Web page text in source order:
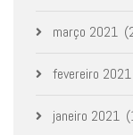
março 2021
fevereiro 2021
janeiro 2021